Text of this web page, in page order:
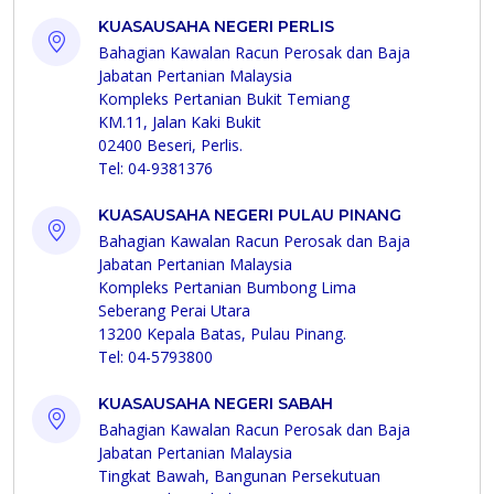
KUASAUSAHA NEGERI PERLIS
Bahagian Kawalan Racun Perosak dan Baja
Jabatan Pertanian Malaysia
Kompleks Pertanian Bukit Temiang
KM.11, Jalan Kaki Bukit
02400 Beseri, Perlis.
Tel: 04-9381376
KUASAUSAHA NEGERI PULAU PINANG
Bahagian Kawalan Racun Perosak dan Baja
Jabatan Pertanian Malaysia
Kompleks Pertanian Bumbong Lima
Seberang Perai Utara
13200 Kepala Batas, Pulau Pinang.
Tel: 04-5793800
KUASAUSAHA NEGERI SABAH
Bahagian Kawalan Racun Perosak dan Baja
Jabatan Pertanian Malaysia
Tingkat Bawah, Bangunan Persekutuan